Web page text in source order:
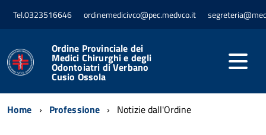
Tel.0323516646 ordinemedicivco@pec.medvco.it
Ordine Provinciale dei
Medici Chirurghi e degli
Odontoiatri di Verbano
Cusio Ossola
Home Professione Notizie dall'Ordine